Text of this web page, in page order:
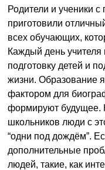
Родители и ученики
приготовили
всех обучающих,
Каждый день
подготовку детей и
жизни. Образование
фактором для
формируют будущее.
школьников люди с
“одни под дождём”.
дополнительные
людей, такие, как